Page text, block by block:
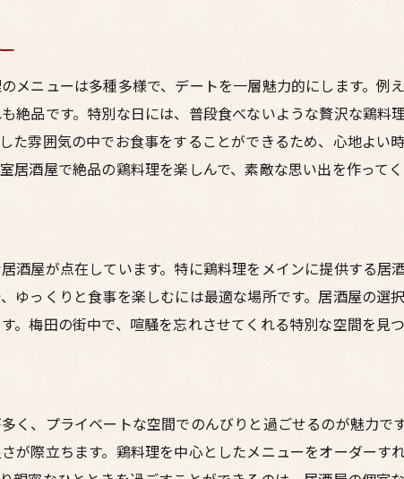
プライベート感溢れる空間で過ごす
特別な夜に最適な鶏料理メニュー
隠れ家的居酒屋で楽しむデート
メニューは多種多様で、デートを一層魅力的にします。例
絶品です。特別な日には、普段食べないような贅沢な鶏料
た雰囲気の中でお食事をすることができるため、心地よい
居酒屋で絶品の鶏料理を楽しんで、素敵な思い出を作ってく
酒屋が点在しています。特に鶏料理をメインに提供する居
ゆっくりと食事を楽しむには最適な場所です。居酒屋の選
。梅田の街中で、喧騒を忘れさせてくれる特別な空間を見
く、プライベートな空間でのんびりと過ごせるのが魅力で
が際立ちます。鶏料理を中心としたメニューをオーダーす